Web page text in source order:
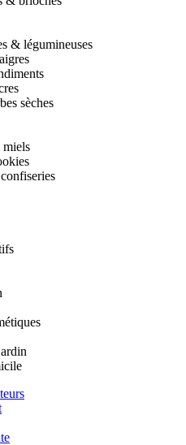
& légumineuses
sèches